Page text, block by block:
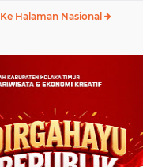
Ke Halaman Nasional